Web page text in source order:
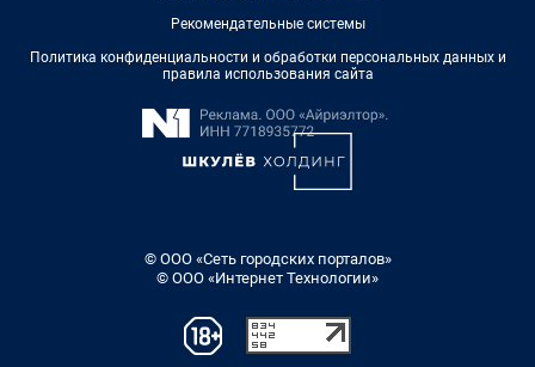
Рекомендательные системы
Политика конфиденциальности и обработки персональных данных и
правила использования сайта
© ООО «Сеть городских порталов»
© ООО «Интернет Технологии»